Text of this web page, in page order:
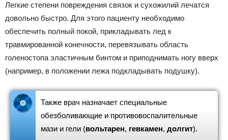
Легкие степени повреждения связок и сухожилий лечатся
довольно быстро. Для этого пациенту необходимо
обеспечить полный покой, прикладывать лед к
травмированной конечности, перевязывать область
голеностопа эластичным бинтом и приподнимать ногу вверх
(например, в положении лежа подкладывать подушку).
Также врач назначает специальные
обезболивающие и противовоспалительные
мази и гели (вольтарен, гевкамен, долгит).